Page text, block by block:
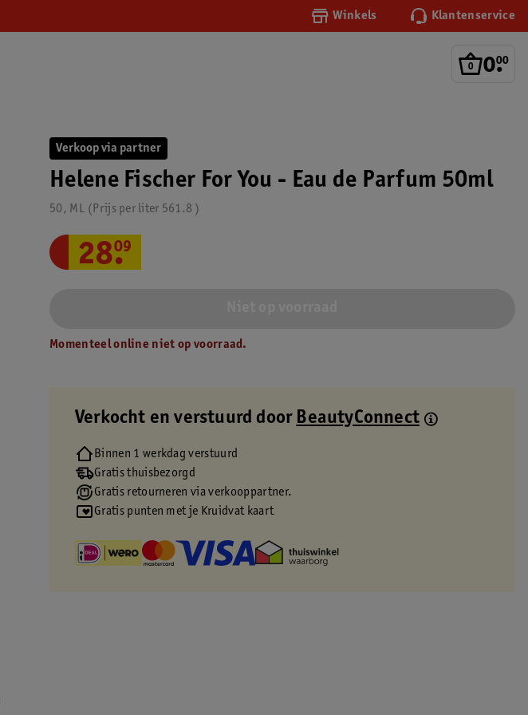
Winkels Klantenservice
0.
00
Verkoop via partner
Helene Fischer For You - Eau de Parfum 50ml
50, ML 561.8
Prijs per liter
28.
09
Momenteel online niet op voorraad.
Verkocht en verstuurd door BeautyConnect
Binnen 1 werkdag verstuurd
Gratis thuisbezorgd
Gratis retourneren via verkooppartner.
Gratis punten met je Kruidvat kaart